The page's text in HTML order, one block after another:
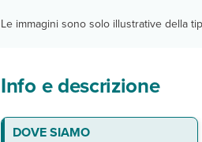
Le immagini sono solo illustrative della
Info e descrizione
DOVE SIAMO
La spiaggia
Le camere
Ristoranti e bar
Servizi
Sport